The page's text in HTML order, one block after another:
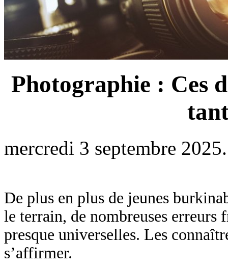
Photographie : Ces
mercredi 3 septembre 2025.
De plus en plus de jeunes
le terrain, de nombreuses erreurs
presque universelles. Les
s’affirmer.